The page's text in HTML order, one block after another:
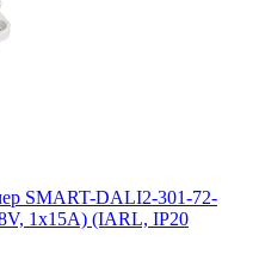
SMART-DALI2-301-72-
1x15A) (IARL, IP20